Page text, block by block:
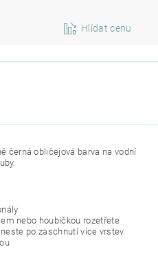
Hlídat cenu
černá obličejová barva na vodní
nebo houbičkou rozetřete
po zaschnutí více vrstev